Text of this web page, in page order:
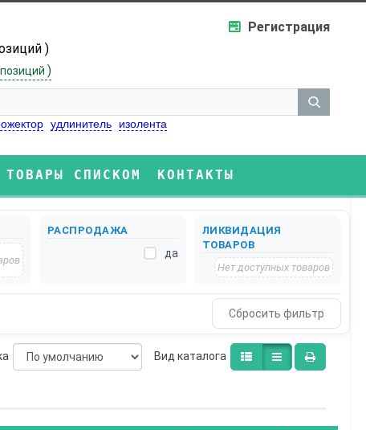
Регистрация
)
позиций )
удлинитель изолента
ТОВАРЫ СПИСКОМ КОНТАКТЫ
РАСПРОДАЖА
да
ЛИКВИДАЦИЯ
ТОВАРОВ
Нет доступных товаров
Bид каталога